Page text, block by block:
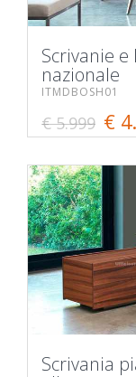
Scrivanie
nazionale
ITMDBOSH01
€ 5.999 €
Scrivania